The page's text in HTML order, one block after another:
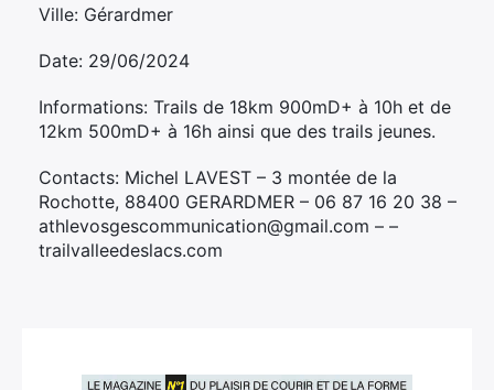
Ville: Gérardmer
Date: 29/06/2024
Informations: Trails de 18km 900mD+ à 10h et de
12km 500mD+ à 16h ainsi que des trails jeunes.
Contacts: Michel LAVEST – 3 montée de la
Rochotte, 88400 GERARDMER – 06 87 16 20 38 –
athlevosgescommunication@gmail.com – –
trailvalleedeslacs.com